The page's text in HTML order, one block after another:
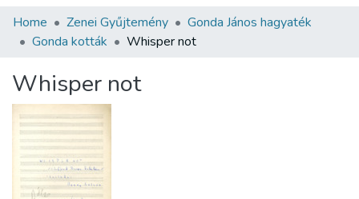
Communities & Collections
Statistics
About us
Home Zenei Gyűjtemény
Gonda János hagyaték
Gonda kották
Whisper not
Whisper not